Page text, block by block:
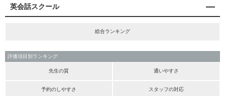
英会話スクール
総合ランキング
評価項目別ランキング
先生の質 通いやすさ
予約のしやすさ スタッフの対応